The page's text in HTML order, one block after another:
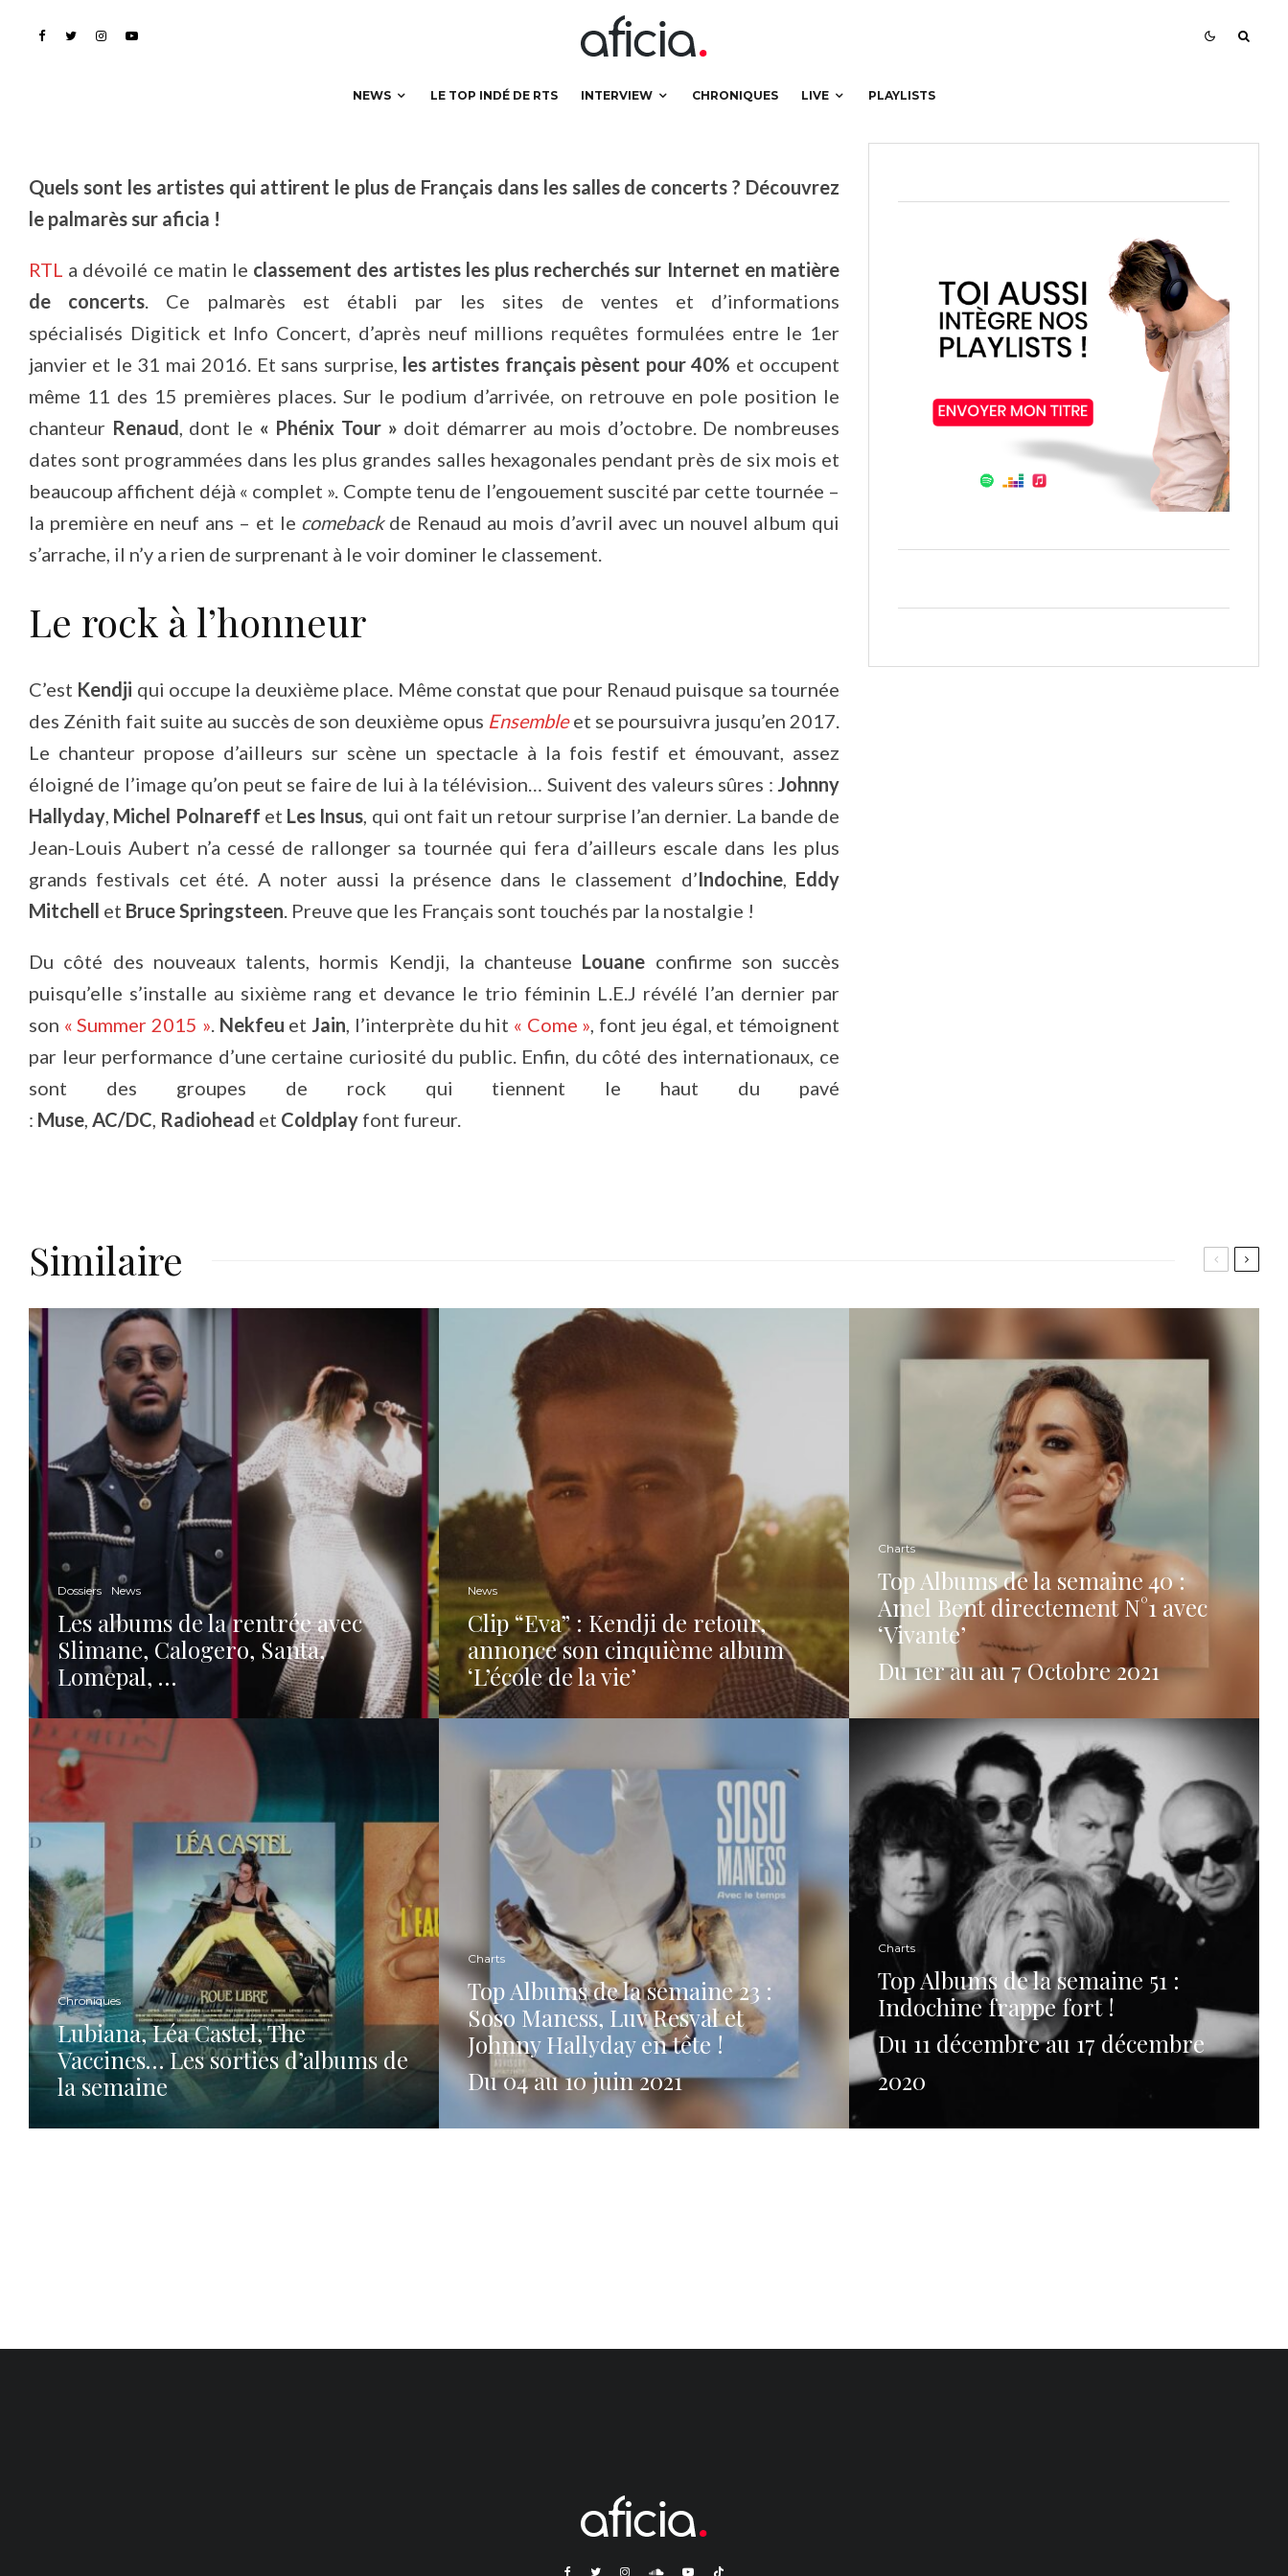
NEWS LE TOP INDÉ DE RTS INTERVIEW CHRONIQUES LIVE PLAYLISTS
sur Internet
Quels sont les artistes qui attirent le plus de Français dans les salles de concerts ? Découvrez
le palmarès sur aficia !
RTL a dévoilé ce matin le classement des artistes les plus recherchés sur Internet en matière
de concerts. Ce palmarès est établi par les sites de ventes et d’informations
spécialisés Digitick et Info Concert, d’après neuf millions requêtes formulées entre le 1er
janvier et le 31 mai 2016. Et sans surprise, les artistes français pèsent pour 40% et occupent
même 11 des 15 premières places. Sur le podium d’arrivée, on retrouve en pole position le
chanteur Renaud, dont le « Phénix Tour » doit démarrer au mois d’octobre. De nombreuses
dates sont programmées dans les plus grandes salles hexagonales pendant près de six mois et
beaucoup affichent déjà « complet ». Compte tenu de l’engouement suscité par cette tournée –
la première en neuf ans – et le comebackde Renaud au mois d’avril avec un nouvel album qui
s’arrache, il n’y a rien de surprenant à le voir dominer le classement.
Le rock à l’honneur
C’est Kendji qui occupe la deuxième place. Même constat que pour Renaud puisque sa tournée
des Zénith fait suite au succès de son deuxième opus Ensembleet se poursuivra jusqu’en 2017.
Le chanteur propose d’ailleurs sur scène un spectacle à la fois festif et émouvant, assez
éloigné de l’image qu’on peut se faire de lui à la télévision… Suivent des valeurs sûres : Johnny
Hallyday, Michel Polnareff et Les Insus, qui ont fait un retour surprise l’an dernier. La bande de
Jean-Louis Aubert n’a cessé de rallonger sa tournée qui fera d’ailleurs escale dans les plus
grands festivals cet été. A noter aussi la présence dans le classement d’Indochine, Eddy
Mitchell et Bruce Springsteen. Preuve que les Français sont touchés par la nostalgie !
Du côté des nouveaux talents, hormis Kendji, la chanteuse Louane confirme son succès
puisqu’elle s’installe au sixième rang et devance le trio féminin L.E.J révélé l’an dernier par
son « Summer 2015 ». Nekfeu et Jain, l’interprète du hit « Come », font jeu égal, et témoignent
par leur performance d’une certaine curiosité du public. Enfin, du côté des internationaux, ce
sont des groupes de rock qui tiennent le haut du pavé
: Muse, AC/DC, Radiohead et Coldplay font fureur.
Similaire
Dossiers News
Les albums de la rentrée avec
Slimane, Calogero, Santa,
Lomepal, …
News
Clip “Eva” : Kendji de retour,
annonce son cinquième album
‘L’école de la vie’
Charts
Top Albums de la semaine 40 :
Amel Bent directement N°1 avec
‘Vivante’
Du 1er au au 7 Octobre 2021
Chroniques
Lubiana, Léa Castel, The
Vaccines… Les sorties d’albums de
la semaine
Charts
Top Albums de la semaine 23 :
Soso Maness, Luv Resval et
Johnny Hallyday en tête !
Du 04 au 10 juin 2021
Charts
Top Albums de la semaine 51 :
Indochine frappe fort !
Du 11 décembre au 17 décembre
2020